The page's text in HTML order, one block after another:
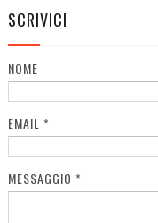
SCRIVICI
NOME
EMAIL *
MESSAGGIO *